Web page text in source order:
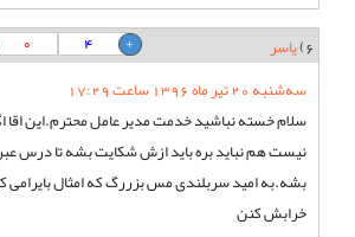
6) یاسر 0
4
سه‌شنبه 20 تیر ماه 1396 ساعت 17:29
سلام خسته نباشید خدمت مدیر عامل محترم.این
نیست هم نباید بره باید ازش شکایت بشه تا درس
بشه.به امید سربلندی مس بزررگ که امثال بایرامی
خرابش کنن